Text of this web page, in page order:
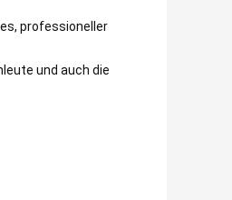
professioneller
und auch die